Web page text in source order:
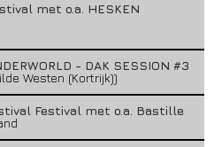
met o.a. HESKEN
- DAK SESSION #3
Westen (Kortrijk))
Festival met o.a. Bastille